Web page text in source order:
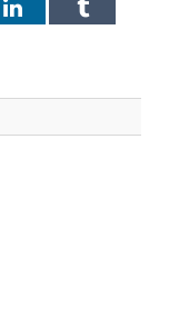
LinkedInTumblr